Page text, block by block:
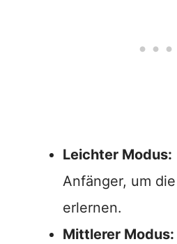
Leichter Modus:
Anfänger, um
erlernen.
Mittlerer Modus: